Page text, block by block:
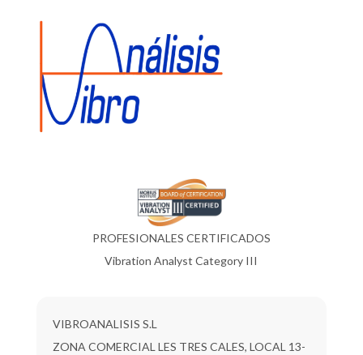
PROFESIONALES CERTIFICADOS
Vibration Analyst Category III
VIBROANALISIS S.L
ZONA COMERCIAL LES TRES CALES, LOCAL 13-